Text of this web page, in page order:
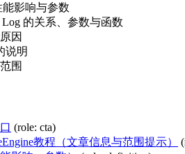
能影响与参数
Log 的关系、参数与函数
因
说明
围
(role: cta)
教程（文章信息与范围提示）